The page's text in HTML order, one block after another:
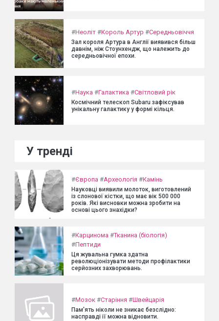
#Неоліт #Король Артур #Середньовіччя
Зал короля Артура в Англії виявився більш
давнім, ніж Стоунхендж, що належить до
середньовічної епохи.
#Наука #Галактика #Світловий рік
Космічний телескоп Subaru зафіксував
унікальну галактику у формі кільця.
У тренді
#Європа #Археологія #Камінь
Науковці виявили молоток, виготовлений
із слонової кістки, що має вік 500 000
років. Які висновки можна зробити на
основі цього знахідки?
#Карцинома #Тканина (біологія)
#Пептиди
Ця жувальна гумка здатна
революціонізувати методи профілактики
серйозних захворювань.
#Мозок #Старіння #Швейцарія
Пам'ять ніколи не зникає безслідно:
насправді її можна відновити.